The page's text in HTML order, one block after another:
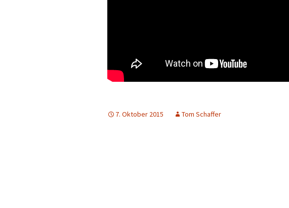
7. Oktober 2015 Tom Schaffer